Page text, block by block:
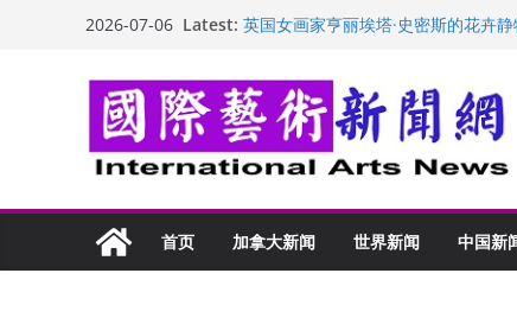
2026-07-06 Latest: 英国女画家亨丽埃塔·史密斯的花卉
苏方 ：“字”得其乐
“梵心”归处：一场展览 连着攀枝花的
首页 加拿大新闻 世界新闻 中国新